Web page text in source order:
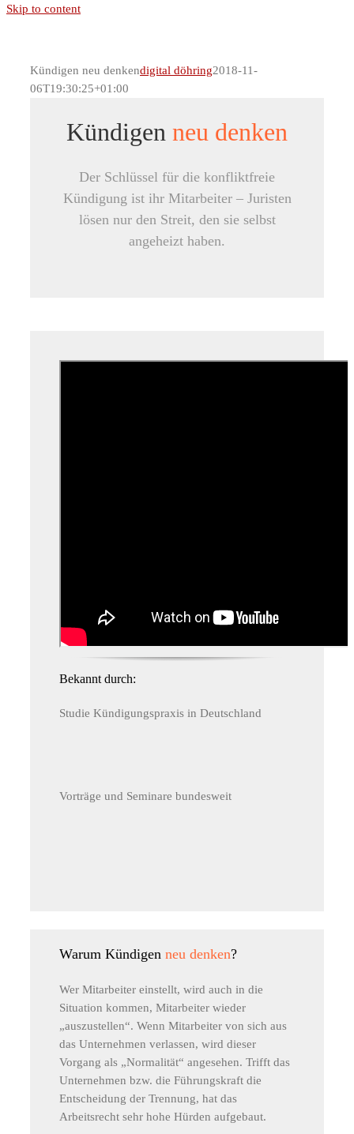
Skip to content
Kündigen neu denkendigital döhring2018-11-
06T19:30:25+01:00
Kündigen neu denken
Der Schlüssel für die konfliktfreie
Kündigung ist ihr Mitarbeiter – Juristen
lösen nur den Streit, den sie selbst
angeheizt haben.
Bekannt durch:
Studie Kündigungspraxis in Deutschland
Vorträge und Seminare bundesweit
Warum Kündigenneu denken?
Wer Mitarbeiter einstellt, wird auch in die
Situation kommen, Mitarbeiter wieder
„auszustellen“. Wenn Mitarbeiter von sich aus
das Unternehmen verlassen, wird dieser
Vorgang als „Normalität“ angesehen. Trifft das
Unternehmen bzw. die Führungskraft die
Entscheidung der Trennung, hat das
Arbeitsrecht sehr hohe Hürden aufgebaut.